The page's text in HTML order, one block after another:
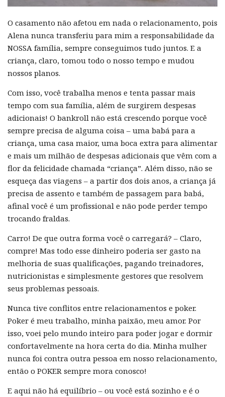
O casamento não afetou em nada o relacionamento, pois
Alena nunca transferiu para mim a responsabilidade da
NOSSA família, sempre conseguimos tudo juntos. E a
criança, claro, tomou todo o nosso tempo e mudou
nossos planos.
Com isso, você trabalha menos e tenta passar mais
tempo com sua família, além de surgirem despesas
adicionais! O bankroll não está crescendo porque você
sempre precisa de alguma coisa – uma babá para a
criança, uma casa maior, uma boca extra para alimentar
e mais um milhão de despesas adicionais que vêm com a
flor da felicidade chamada “criança”. Além disso, não se
esqueça das viagens – a partir dos dois anos, a criança já
precisa de assento e também de passagem para babá,
afinal você é um profissional e não pode perder tempo
trocando fraldas.
Carro! De que outra forma você o carregará? – Claro,
compre! Mas todo esse dinheiro poderia ser gasto na
melhoria de suas qualificações, pagando treinadores,
nutricionistas e simplesmente gestores que resolvem
seus problemas pessoais.
Nunca tive conflitos entre relacionamentos e poker.
Poker é meu trabalho, minha paixão, meu amor. Por
isso, voei pelo mundo inteiro para poder jogar e dormir
confortavelmente na hora certa do dia. Minha mulher
nunca foi contra outra pessoa em nosso relacionamento,
então o POKER sempre mora conosco!
E aqui não há equilíbrio – ou você está sozinho e é o